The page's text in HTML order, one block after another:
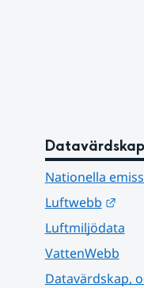
Datavärdskap
Nationella
Luftwebb
Luftmiljödata
VattenWebb
Datavärdskap,